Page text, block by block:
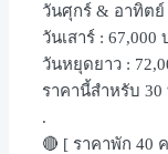
วันศุกร์ & อาทิตย์
วันเสาร์ : 67,000
วันหยุดยาว :
ราคานี้สำหรับ 30
.
🔴 [ ราคาพัก 40